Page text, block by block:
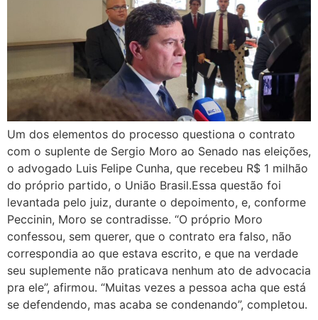
Um dos elementos do processo questiona o contrato
com o suplente de Sergio Moro ao Senado nas eleições,
o advogado Luis Felipe Cunha, que recebeu R$ 1 milhão
do próprio partido, o União Brasil.Essa questão foi
levantada pelo juiz, durante o depoimento, e, conforme
Peccinin, Moro se contradisse. “O próprio Moro
confessou, sem querer, que o contrato era falso, não
correspondia ao que estava escrito, e que na verdade
seu suplemente não praticava nenhum ato de advocacia
pra ele”, afirmou. “Muitas vezes a pessoa acha que está
se defendendo, mas acaba se condenando”, completou.